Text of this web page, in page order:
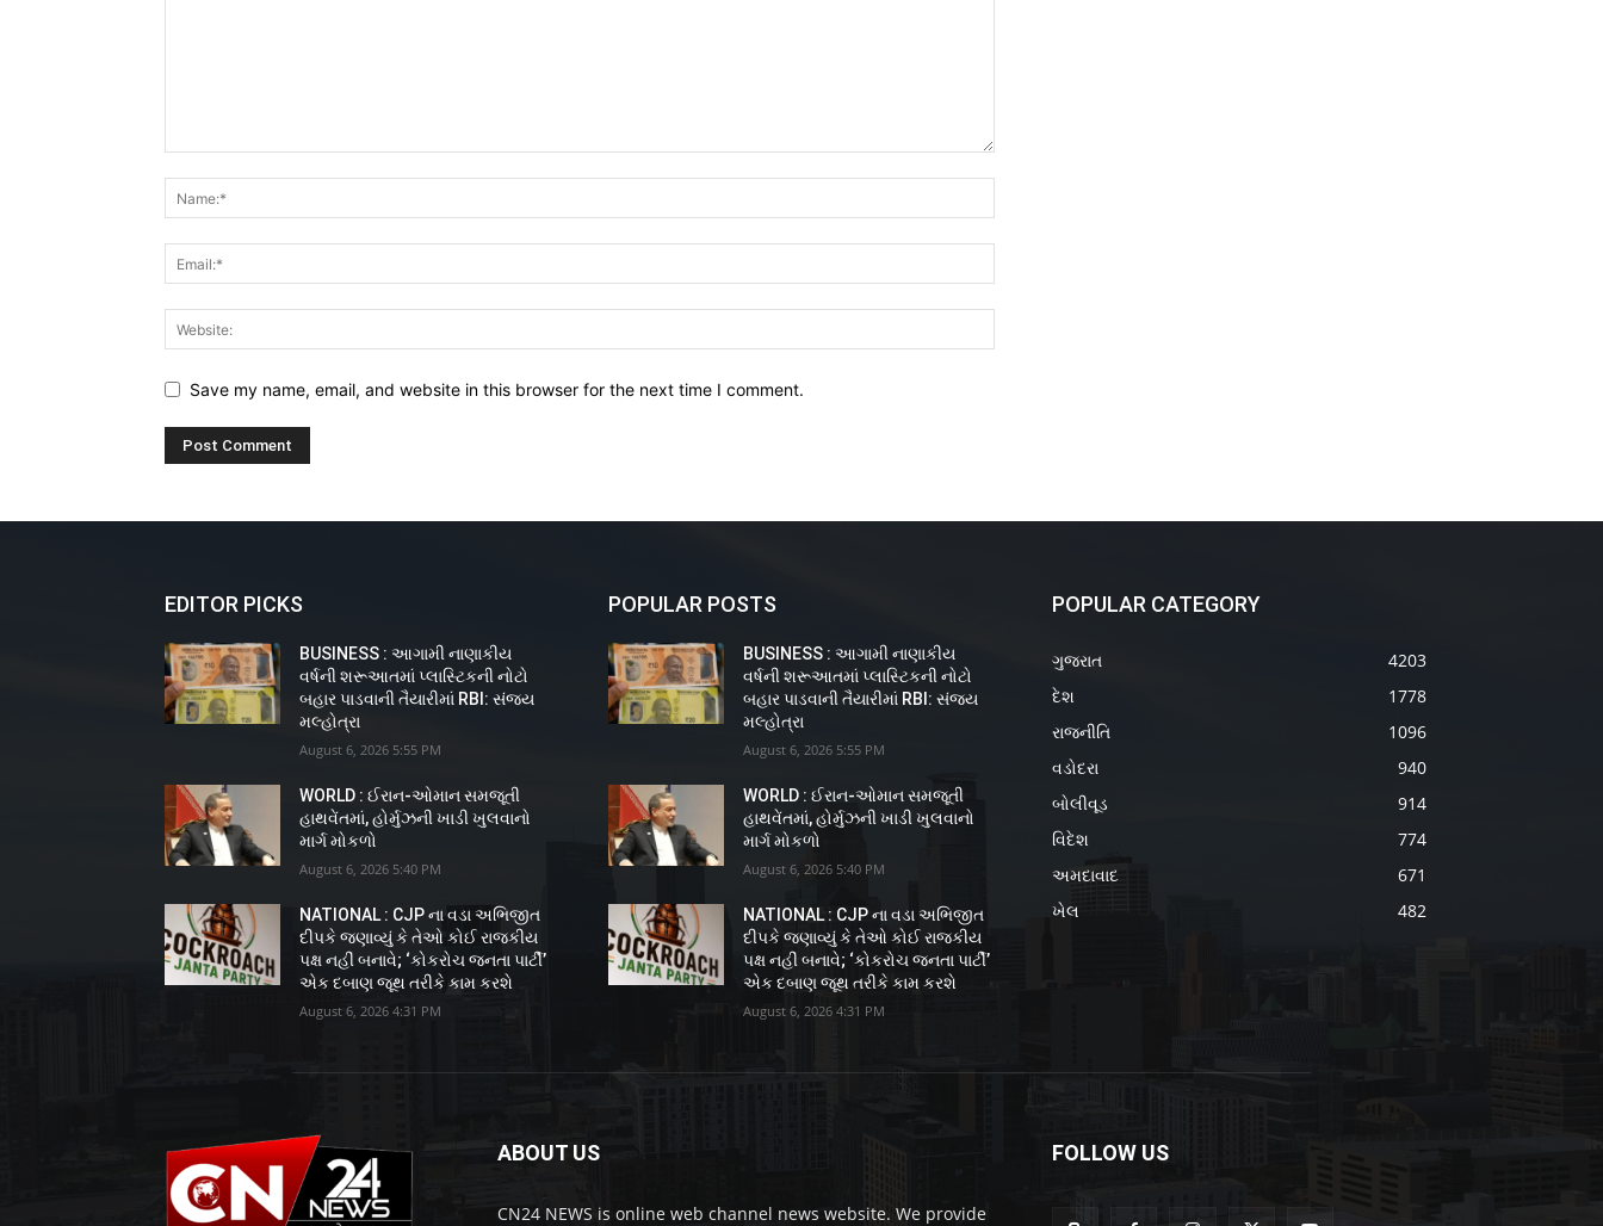
Save my name, email, and website in this browser for the next time I comment.
EDITOR PICKS
BUSINESS : આગામી નાણાકીય
વર્ષની શરૂઆતમાં પ્લાસ્ટિકની નોટો
બહાર પાડવાની તૈયારીમાં RBI: સંજય
મલ્હોત્રા
August 6, 2026 5:55 PM
WORLD : ઈરાન-ઓમાન સમજૂતી
હાથવેંતમાં, હોર્મુઝની ખાડી ખુલવાનો
માર્ગ મોકળો
August 6, 2026 5:40 PM
NATIONAL : CJP ના વડા અભિજીત
દીપકે જણાવ્યું કે તેઓ કોઈ રાજકીય
પક્ષ નહીં બનાવે; ‘કોકરોચ જનતા પાર્ટી’
એક દબાણ જૂથ તરીકે કામ કરશે
August 6, 2026 4:31 PM
POPULAR POSTS
BUSINESS : આગામી નાણાકીય
વર્ષની શરૂઆતમાં પ્લાસ્ટિકની નોટો
બહાર પાડવાની તૈયારીમાં RBI: સંજય
મલ્હોત્રા
August 6, 2026 5:55 PM
WORLD : ઈરાન-ઓમાન સમજૂતી
હાથવેંતમાં, હોર્મુઝની ખાડી ખુલવાનો
માર્ગ મોકળો
August 6, 2026 5:40 PM
NATIONAL : CJP ના વડા અભિજીત
દીપકે જણાવ્યું કે તેઓ કોઈ રાજકીય
પક્ષ નહીં બનાવે; ‘કોકરોચ જનતા પાર્ટી’
એક દબાણ જૂથ તરીકે કામ કરશે
August 6, 2026 4:31 PM
POPULAR CATEGORY
ગુજરાત
4203
દેશ
1778
રાજનીતિ
1096
વડોદરા
940
બોલીવૂડ
914
વિદેશ
774
અમદાવાદ
671
ખેલ
482
ABOUT US
CN24 NEWS is online web channel news website. We provide
FOLLOW US